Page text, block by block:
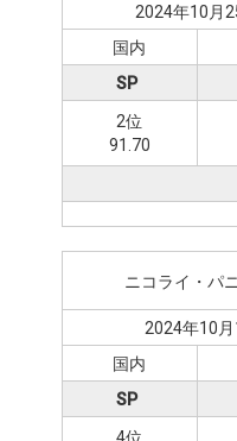
2024年10月
国内
SP
2位
91.70
ニコライ・パ
2024年10
国内
SP